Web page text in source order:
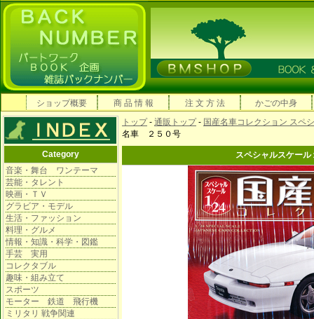
ショップ概要 商 品 情 報 注 文 方 法 かごの中身
Category
音楽・舞台 ワンテーマ
芸能・タレント
映画・ＴＶ
グラビア・モデル
生活・ファッション
料理・グルメ
情報・知識・科学・図鑑
手芸 実用
コレクタブル
趣味・組み立て
スポーツ
モーター 鉄道 飛行機
ミリタリ 戦争関連
トップ- 通販トップ- 国産名車コレクション スペ
名車 ２５０号
スペシャルスケー